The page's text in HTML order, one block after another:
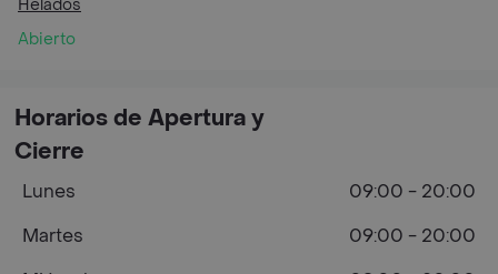
Helados
Abierto
Horarios de Apertura y
Cierre
Lunes
09:00 - 20:00
Martes
09:00 - 20:00